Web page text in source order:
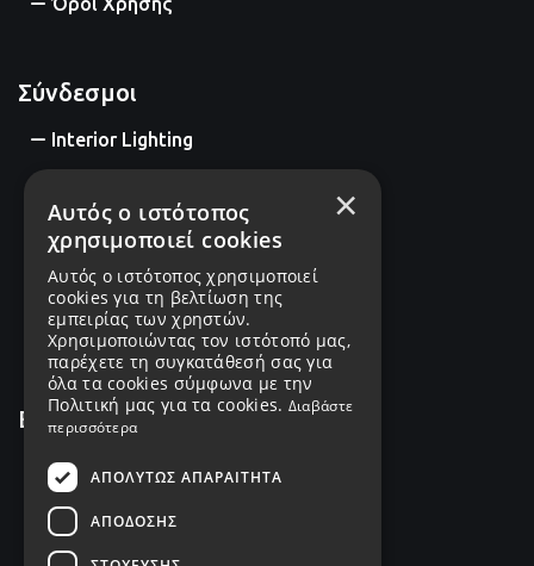
Σύνδεσμοι
Interior Lighting
Industrial Lighting
Decorative Lighting
Intelligent Control
Επικοινωνία
2114012771
+306932628640
×
Αυτός ο ιστότοπος
χρησιμοποιεί cookies
Αυτός ο ιστότοπος χρησιμοποιεί
cookies για τη βελτίωση της
εμπειρίας των χρηστών.
Χρησιμοποιώντας τον ιστότοπό μας,
παρέχετε τη συγκατάθεσή σας για
όλα τα cookies σύμφωνα με την
Πολιτική μας για τα cookies. Διαβάστε
περισσότερα
ΑΠΟΛΎΤΩΣ ΑΠΑΡΑΊΤΗΤΑ
ΑΠΌΔΟΣΗΣ